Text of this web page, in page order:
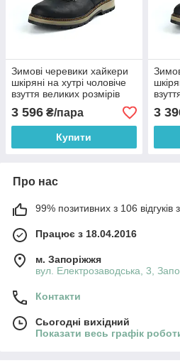
Зимові черевики хайкери
шкіряні на хутрі чоловіче
взуття великих розмірів
Rosso Avangard Rangers
21st Centry BS
3 596 ₴/пара
Купити
3
Про нас
99% позитивних з 106 відгуків
Працює з 18.04.2016
м. Запоріжжя
вул. Електрозаводська, 3,
Контакти
Сьогодні вихідний
Показати весь графік